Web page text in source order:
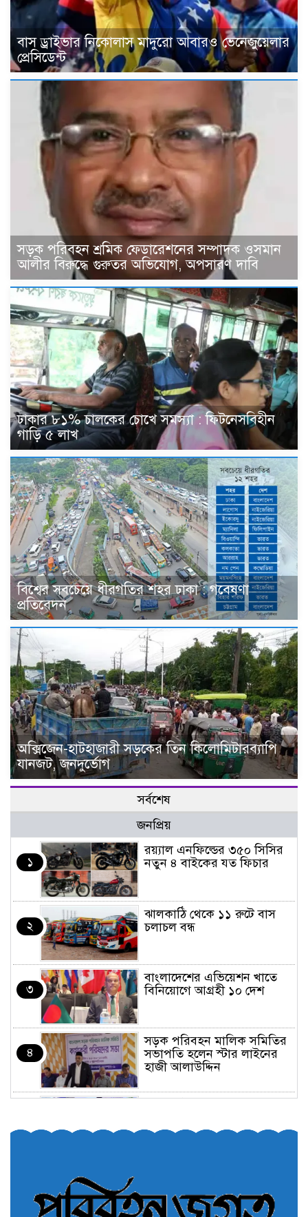
বাস ড্রাইভার নিকোলাস মাদুরো আবারও ভেনেজুয়েলার
প্রেসিডেন্ট
সড়ক পরিবহন শ্রমিক ফেডারেশনের সম্পাদক ওসমান
আলীর বিরুদ্ধে গুরুতর অভিযোগ, অপসারণ দাবি
ঢাকার ৮১% চালকের চোখে সমস্যা : ফিটনেসবিহীন
গাড়ি ৫ লাখ
বিশ্বের সবচেয়ে ধীরগতির শহর ঢাকা : গবেষণা
প্রতিবেদন
অক্সিজেন-হাটহাজারী সড়কের তিন কিলোমিটারব্যাপি
যানজট, জনদুর্ভোগ
সর্বশেষ
জনপ্রিয়
১
র‌য়্যাল এনফিল্ডের ৩৫০ সিসির
নতুন ৪ বাইকের যত ফিচার
২
ঝালকাঠি থেকে ১১ রুটে বাস
চলাচল বন্ধ
৩
বাংলাদেশের এভিয়েশন খাতে
বিনিয়োগে আগ্রহী ১০ দেশ
৪
সড়ক পরিবহন মালিক সমিতির
সভাপতি হলেন স্টার লাইনের
হাজী আলাউদ্দিন